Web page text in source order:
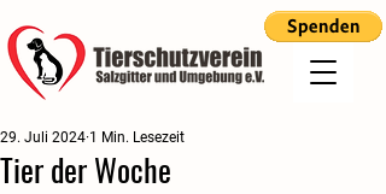
Tier der Woche
29. Juli 2024 1 Min. Lesezeit